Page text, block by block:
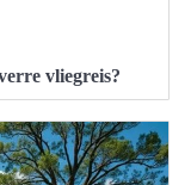
vliegreis?